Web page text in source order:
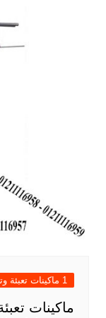
1 ماكينات تعبئة وتغليف السوائل فى اكياس
ماكينات